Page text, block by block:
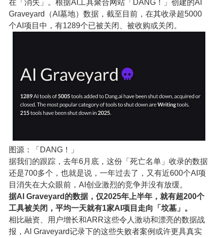
在「消失」。根据AI工具聚合网站「DANG！」创建的AI
Graveyard（AI墓地）数据，截至目前，在其收录超5000
个AI项目中，有1289个已被关闭、被收购或关闭。
图源：「DANG！」
据我们的跟踪，去年6月底，这份「死亡名单」收录的数据
还是700多个，也就是说，一年过去了，又有近600个AI项
目消失在大众眼前，AI创业激烈的竞争并没有放缓。
据AI Graveyard的数据，仅2025年上半年，就有超200个
工具被关闭，平均一天就有1家AI项目走向「坟墓」。
相比融资、用户增长和ARR这些令人激动和漂亮的数据战
报，AI Graveyard记录下的这些失败者案例或许更具真实